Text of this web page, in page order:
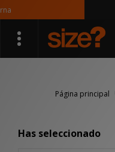
Página principal
Has seleccionado